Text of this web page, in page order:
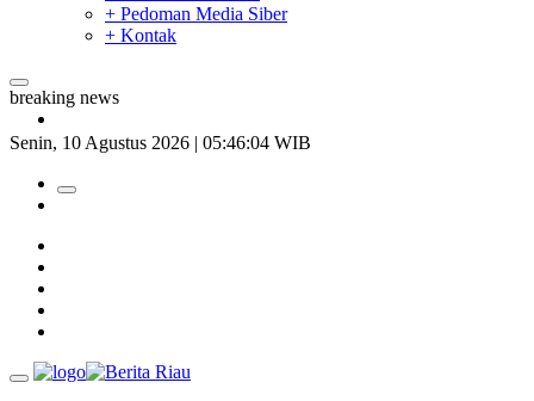
+ Pedoman Media Siber
+ Kontak
breaking news
Sekolah
Ada Pisang Cavendish
Senin, 10 Agustus 2026 | 05:46:05 WIB